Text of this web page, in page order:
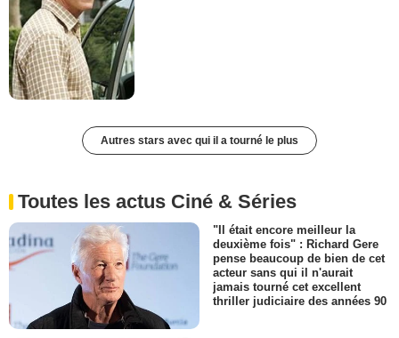
Autres stars avec qui il a tourné le plus
Toutes les actus Ciné & Séries
"Il était encore meilleur la
deuxième fois" : Richard Gere
pense beaucoup de bien de cet
acteur sans qui il n'aurait
jamais tourné cet excellent
thriller judiciaire des années 90